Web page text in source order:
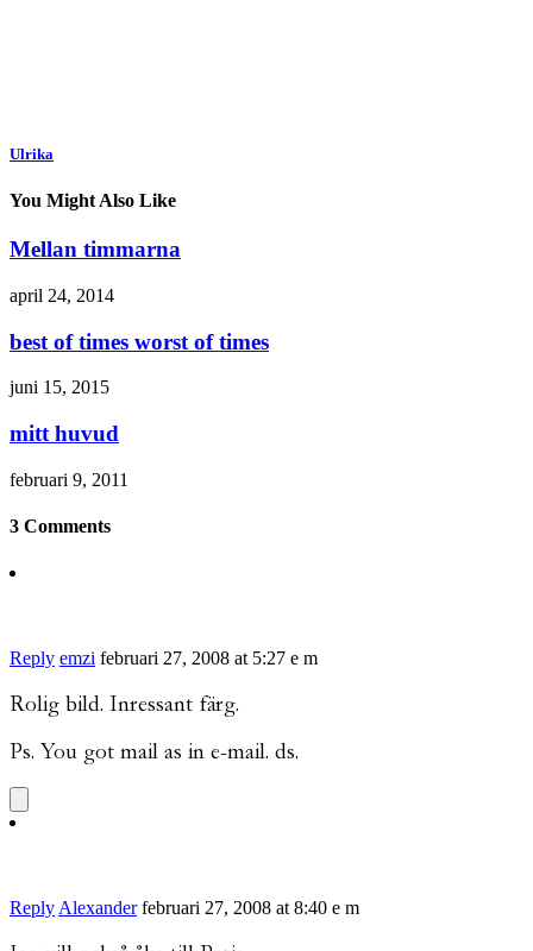
Ulrika
You Might Also Like
Mellan timmarna
april 24, 2014
best of times worst of times
juni 15, 2015
mitt huvud
februari 9, 2011
3 Comments
Reply emzi februari 27, 2008 at 5:27 e m
Rolig bild. Inressant färg.
Ps. You got mail as in e-mail. ds.
Reply Alexander februari 27, 2008 at 8:40 e m